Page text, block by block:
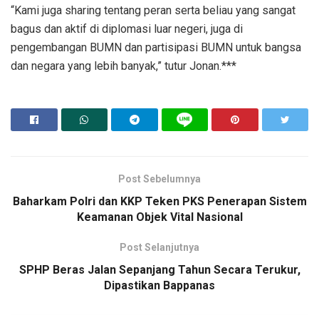
“Kami juga sharing tentang peran serta beliau yang sangat
bagus dan aktif di diplomasi luar negeri, juga di
pengembangan BUMN dan partisipasi BUMN untuk bangsa
dan negara yang lebih banyak,” tutur Jonan.***
Post Sebelumnya
Baharkam Polri dan KKP Teken PKS Penerapan Sistem
Keamanan Objek Vital Nasional
Post Selanjutnya
SPHP Beras Jalan Sepanjang Tahun Secara Terukur,
Dipastikan Bappanas